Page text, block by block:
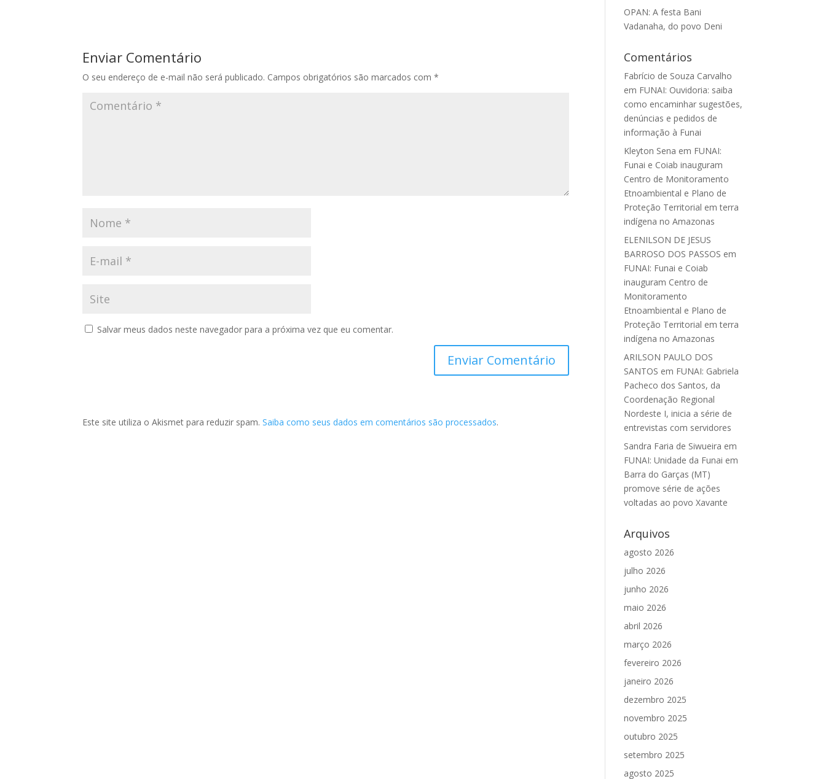
Enviar Comentário
O seu endereço de e-mail não será publicado. Campos obrigatórios são marcados com*
Salvar meus dados neste navegador para a próxima vez que eu comentar.
Este site utiliza o Akismet para reduzir spam.Saiba como seus dados em comentários são processados.
OPAN: A festa Bani
Vadanaha, do povo Deni
Comentários
Fabrício de Souza Carvalho
em FUNAI: Ouvidoria: saiba
como encaminhar sugestões,
denúncias e pedidos de
informação à Funai
Kleyton Sena em FUNAI:
Funai e Coiab inauguram
Centro de Monitoramento
Etnoambiental e Plano de
Proteção Territorial em terra
indígena no Amazonas
ELENILSON DE JESUS
BARROSO DOS PASSOS em
FUNAI: Funai e Coiab
inauguram Centro de
Monitoramento
Etnoambiental e Plano de
Proteção Territorial em terra
indígena no Amazonas
ARILSON PAULO DOS
SANTOS em FUNAI: Gabriela
Pacheco dos Santos, da
Coordenação Regional
Nordeste I, inicia a série de
entrevistas com servidores
Sandra Faria de Siwueira em
FUNAI: Unidade da Funai em
Barra do Garças (MT)
promove série de ações
voltadas ao povo Xavante
Arquivos
agosto 2026
julho 2026
junho 2026
maio 2026
abril 2026
março 2026
fevereiro 2026
janeiro 2026
dezembro 2025
novembro 2025
outubro 2025
setembro 2025
agosto 2025